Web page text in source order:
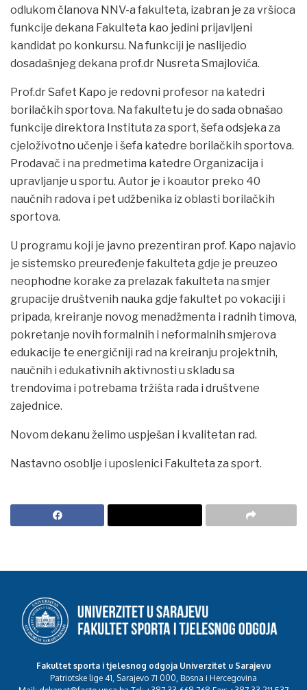
odlukom članova NNV-a fakulteta, izabran je za vršioca
funkcije dekana Fakulteta kao jedini prijavljeni
kandidat po konkursu. Na funkciji je naslijedio
dosadašnjeg dekana prof.dr Nusreta Smajlovića.
Prof.dr Safet Kapo je redovni profesor na katedri
borilačkih sportova. Na fakultetu je do sada obnašao
funkcije direktora Instituta za sport, šefa odsjeka za
cjeloživotno učenje i šefa katedre borilačkih sportova.
Prodavač i na predmetima katedre Organizacija i
upravljanje u sportu. Autor je i koautor preko 40
naučnih radova i pet udžbenika iz oblasti borilačkih
sportova.
U programu koji je javno prezentiran prof. Kapo najavio
je sistemsko preuređenje fakulteta gdje je preuzeo
neophodne korake za prelazak fakulteta na smjer
grupacije društvenih nauka gdje fakultet po vokaciji i
pripada, kreiranje novog menadžmenta i radnih timova,
pokretanje novih formalnih i neformalnih smjerova
edukacije te energičniji rad na kreiranju projektnih,
naučnih i edukativnih aktivnosti u skladu sa
trendovima i potrebama tržišta rada i društvene
zajednice.
Novom dekanu želimo uspješan i kvalitetan rad.
Nastavno osoblje i uposlenici Fakulteta za sport.
Fakultet sporta i tjelesnog odgoja Univerzitet u Sarajevu
Patriotske lige 41, Sarajevo 71 000, Bosna i Hercegovina